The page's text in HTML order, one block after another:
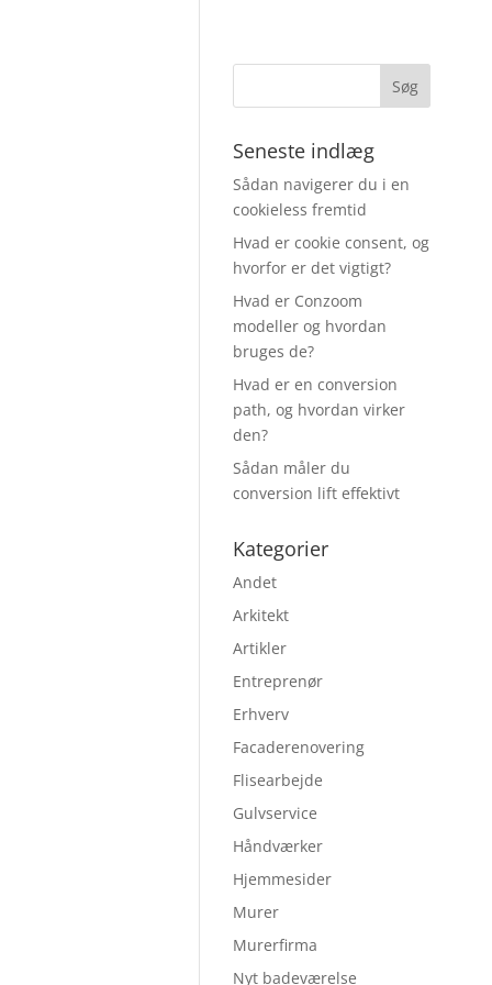
Seneste indlæg
Sådan navigerer du i en
cookieless fremtid
Hvad er cookie consent, og
hvorfor er det vigtigt?
Hvad er Conzoom
modeller og hvordan
bruges de?
Hvad er en conversion
path, og hvordan virker
den?
Sådan måler du
conversion lift effektivt
Kategorier
Andet
Arkitekt
Artikler
Entreprenør
Erhverv
Facaderenovering
Flisearbejde
Gulvservice
Håndværker
Hjemmesider
Murer
Murerfirma
Nyt badeværelse